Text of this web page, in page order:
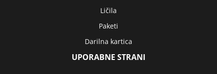
Ličila
Paketi
Darilna kartica
UPORABNE STRANI